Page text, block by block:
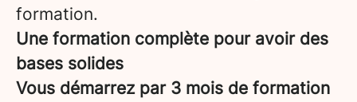
formation.
Une formation complète pour avoir des
bases solides
Vous démarrez par 3 mois de formation